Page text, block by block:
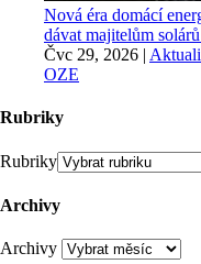
Nová éra domácí
dávat majitelům
Čvc 29, 2026 |
OZE
Rubriky
Rubriky
Archivy
Archivy